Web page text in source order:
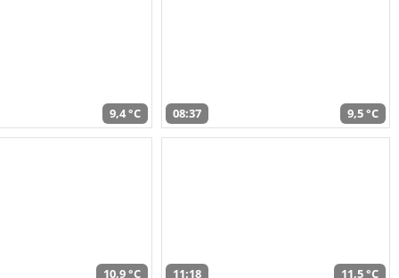
9,4 °C 08:37 9,5 °C
10,9 °C 11:18 11,5 °C